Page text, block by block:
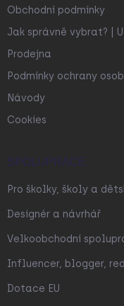
Obchodní podmínky
Jak správně vybrat? |
Prodejna
Podmínky ochrany
Návody
Cookies
SPOLUPRÁCE
Pro školky, školy a
Designér a návrhář
Velkoobchodní
Influencer, blogger,
Dotace EU